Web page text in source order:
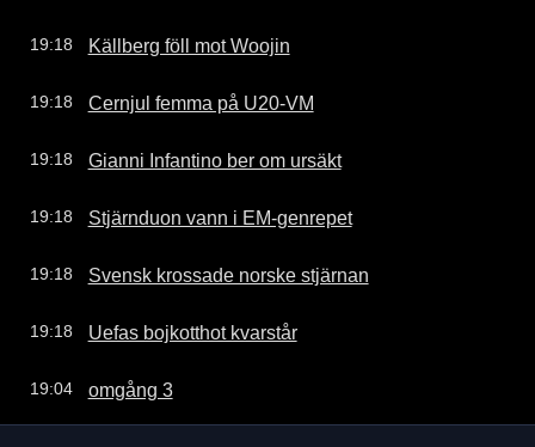
19:18 Källberg föll mot Woojin
19:18 Cernjul femma på U20-VM
19:18 Gianni Infantino ber om ursäkt
19:18 Stjärnduon vann i EM-genrepet
19:18 Svensk krossade norske stjärnan
19:18 Uefas bojkotthot kvarstår
19:04 omgång 3